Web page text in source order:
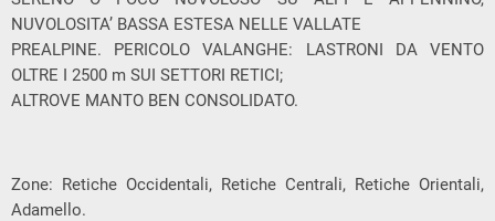
NUVOLOSITA’ BASSA ESTESA NELLE VALLATE
PREALPINE. PERICOLO VALANGHE: LASTRONI DA VENTO
OLTRE I 2500 m SUI SETTORI RETICI;
ALTROVE MANTO BEN CONSOLIDATO.
Zone: Retiche Occidentali, Retiche Centrali, Retiche Orientali,
Adamello.